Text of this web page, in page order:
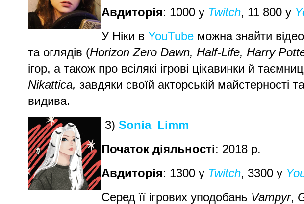
Авдиторія: 1000 у Twitch, 11 800 у
У Ніки в YouTube можна знайти
та оглядів (Horizon Zero Dawn, Half-Life, Harry
ігор, а також про всілякі ігрові цікавинки й
Nikattica, завдяки своїй акторській
видива.
3) Sonia_Limm
Початок діяльності: 2018 р.
Авдиторія: 1300 у Twitch, 3300 у
Серед її ігрових уподобань Vampyr,